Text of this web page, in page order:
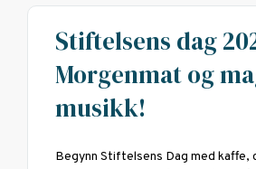
Stiftelsens dag
Morgenmat og
musikk!
Begynn Stiftelsens Dag med kaffe,